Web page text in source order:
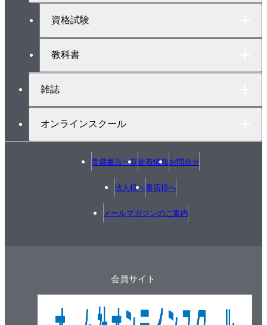
1 課題完成後の点検手順
資格試験
教科書
雑誌
オンラインスクール
常備書店一覧新着情報お問合せ
法人様へ書店様へ
メールマガジンのご案内
会員サイト